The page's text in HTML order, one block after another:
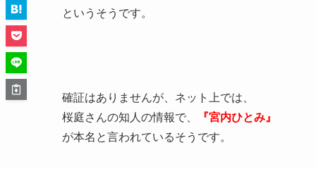
というそうです。
確証はありませんが、ネット上では、
桜庭さんの知人の情報で、
『宮内ひとみ』
が本名と言われているそうです。